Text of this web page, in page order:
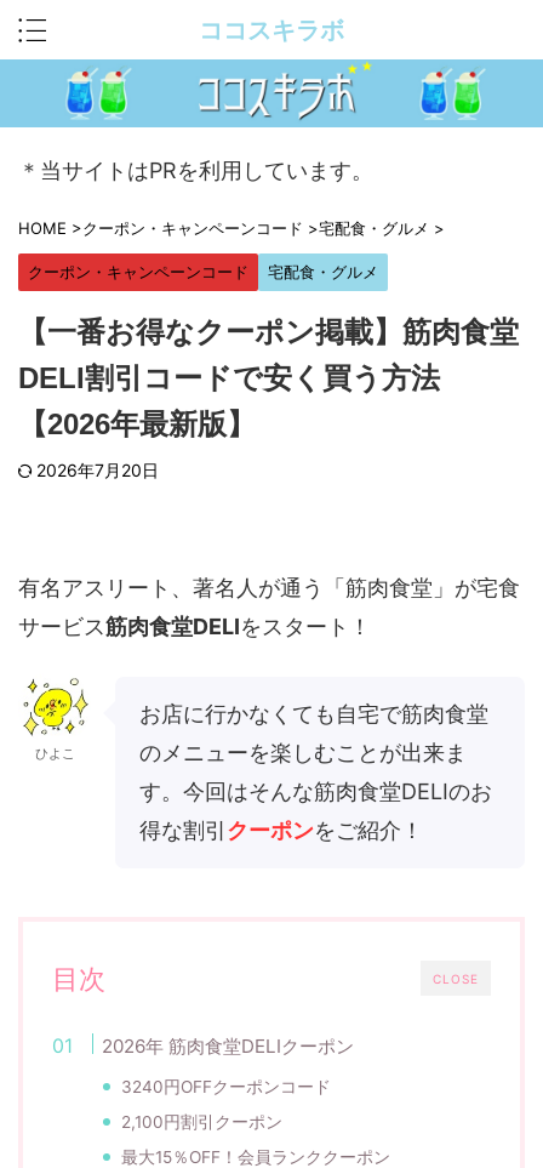
ココスキラボ
＊当サイトはPRを利用しています。
HOME >クーポン・キャンペーンコード >宅配食・グルメ >
クーポン・キャンペーンコード 宅配食・グルメ
【一番お得なクーポン掲載】筋肉食堂
DELI割引コードで安く買う方法
【2026年最新版】
2026年7月20日
有名アスリート、著名人が通う「筋肉食堂」が宅食
サービス筋肉食堂DELIをスタート！
ひよこ
お店に行かなくても自宅で筋肉食堂
のメニューを楽しむことが出来ま
す。今回はそんな筋肉食堂DELIのお
得な割引クーポンをご紹介！
CLOSE
目次
2026年 筋肉食堂DELIクーポン
3240円OFFクーポンコード
2,100円割引クーポン
最大15％OFF！会員ランククーポン